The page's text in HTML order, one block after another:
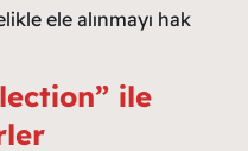
ele alınmayı hak
ile